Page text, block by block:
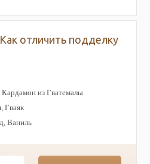
Как отличить подделку
из Гватемалы
Гваяк
Ваниль